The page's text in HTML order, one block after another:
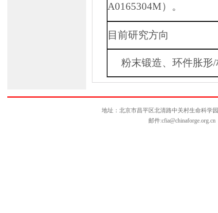
A0165304M）。
目前研究方向
粉末锻造、环件胀形/
地址：北京市昌平区北清路中关村生命科学
邮件:cfia@chinaforge.org.cn